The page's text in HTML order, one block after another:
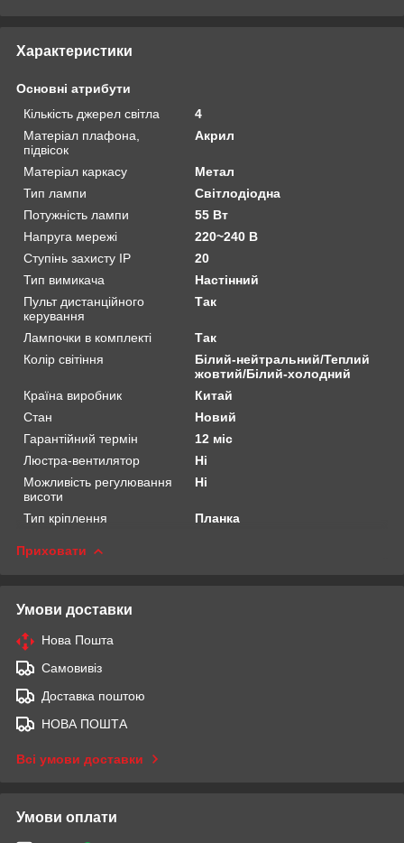
Характеристики
Основні атрибути
Кількість джерел світла
4
Матеріал плафона,
підвісок
Акрил
Матеріал каркасу
Метал
Тип лампи
Світлодіодна
Потужність лампи
55 Вт
Напруга мережі
220~240 В
Ступінь захисту IP
20
Тип вимикача
Настінний
Пульт дистанційного
керування
Так
Лампочки в комплекті
Так
Колір світіння
Білий-нейтральний/Теплий
жовтий/Білий-холодний
Країна виробник
Китай
Стан
Новий
Гарантійний термін
12 міс
Люстра-вентилятор
Ні
Можливість регулювання
висоти
Ні
Тип кріплення Планка
Приховати
Умови доставки
Нова Пошта
Самовивіз
Доставка поштою
НОВА ПОШТА
Всі умови доставки
Умови оплати